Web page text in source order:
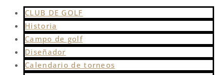
CLUB DE GOLF
Historia
Campo de golf
Diseñador
Calendario de torneos